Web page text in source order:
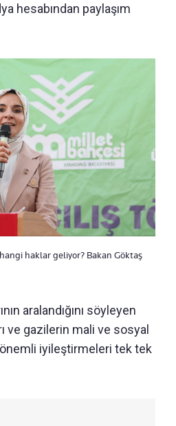
hesabından paylaşım
haklar geliyor? Bakan Göktaş
aralandığını söyleyen
ve gazilerin mali ve sosyal
önemli iyileştirmeleri tek tek